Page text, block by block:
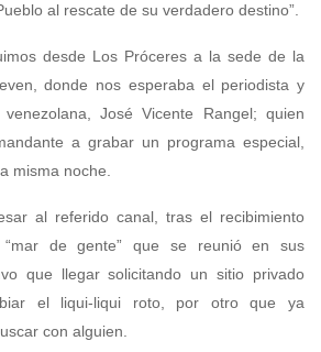
al rescate de su verdadero destino”.
desde Los Próceres a la sede de la
donde nos esperaba el periodista y
José Vicente Rangel; quien
a grabar un programa especial,
misma noche.
al referido canal, tras el recibimiento
de gente” que se reunió en sus
que llegar solicitando un sitio privado
el liqui-liqui roto, por otro que ya
con alguien.